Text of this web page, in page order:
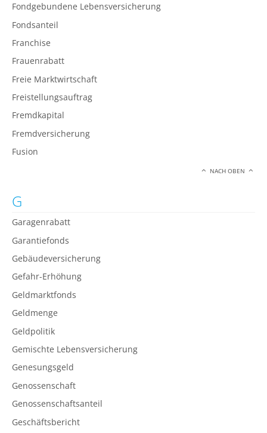
Fondgebundene Lebensversicherung
Fondsanteil
Franchise
Frauenrabatt
Freie Marktwirtschaft
Freistellungsauftrag
Fremdkapital
Fremdversicherung
Fusion
NACH OBEN
G
Garagenrabatt
Garantiefonds
Gebäudeversicherung
Gefahr-Erhöhung
Geldmarktfonds
Geldmenge
Geldpolitik
Gemischte Lebensversicherung
Genesungsgeld
Genossenschaft
Genossenschaftsanteil
Geschäftsbericht